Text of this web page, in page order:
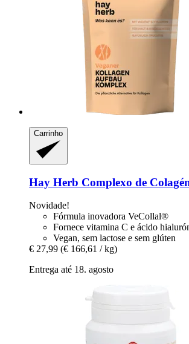
Carrinho
Hay Herb Complexo de
Novidade!
Fórmula inovadora VeCollal®
Fornece vitamina C e ácido
Vegan, sem lactose e sem glúten
€ 27,99 (€ 166,61 / kg)
Entrega até 18. agosto